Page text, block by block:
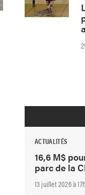
ACTUALITÉS
16,6 M$
parc de la
13 juillet 2026 à